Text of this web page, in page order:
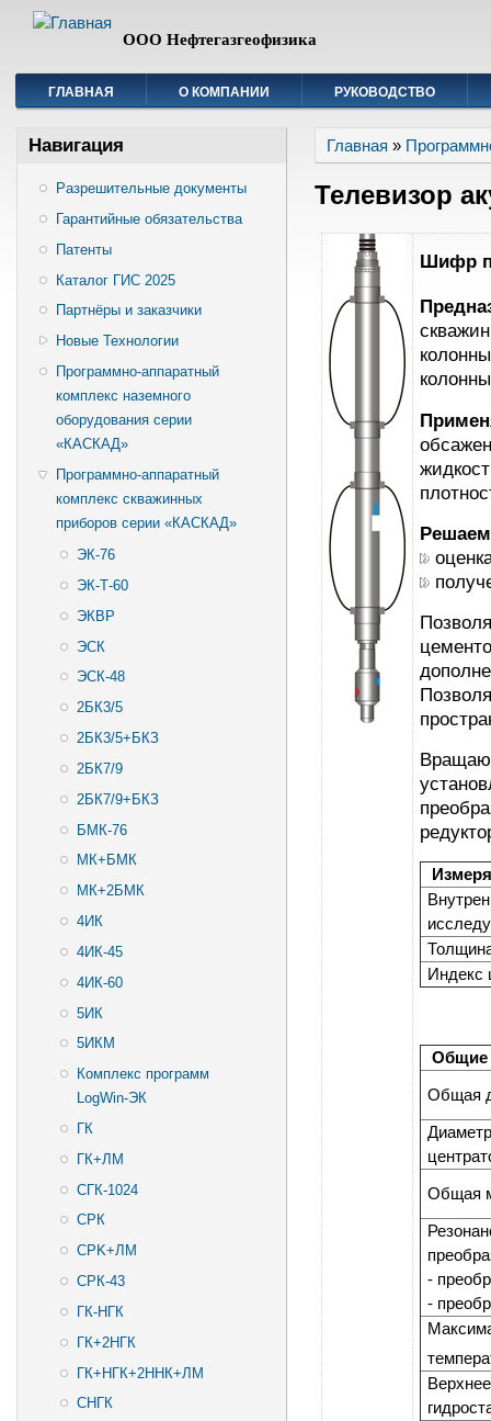
ООО Нефтегазгеофизика
ГЛАВНАЯ О КОМПАНИИ РУКОВОДСТВО
Навигация
Разрешительные документы
Гарантийные обязательства
Патенты
Каталог ГИС 2025
Партнёры и заказчики
Новые Технологии
Программно-аппаратный
комплекс наземного
оборудования серии
«КАСКАД»
Программно-аппаратный
комплекс скважинных
приборов серии «КАСКАД»
ЭК-76
ЭК-Т-60
ЭКВР
ЭСК
ЭСК-48
2БК3/5
2БК3/5+БКЗ
2БК7/9
2БК7/9+БКЗ
БМК-76
МК+БМК
МК+2БМК
4ИК
4ИК-45
4ИК-60
5ИК
5ИКМ
Комплекс программ
LogWin-ЭК
ГК
ГК+ЛМ
СГК-1024
СРК
CPK+ЛМ
СРК-43
ГК-НГК
ГК+2НГК
ГК+НГК+2ННК+ЛМ
СНГК
Вы здесь
Главная »
Телевизор
Шифр
Индекс
Общие
Общая
Общая
-
-